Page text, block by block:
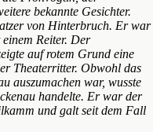
bekannte Gesichter.
von Hinterbruch. Er war
Reiter. Der
auf rotem Grund eine
Theaterritter. Obwohl das
auszumachen war, wusste
handelte. Er war der
und galt seit dem Fall